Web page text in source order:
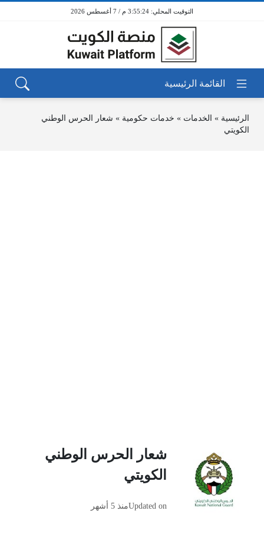
3:55:24 م / 7 أغسطس 2026
الرئيسية » الخدمات » خدمات حكومية » شعار الحرس الوطني
الكويتي
شعار الحرس الوطني
الكويتي
Updated onمنذ 5 أشهر